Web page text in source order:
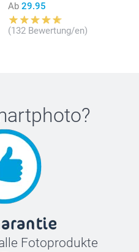
Ab 29.95
(132 Bewertung/en)
?
Fotoprodukte